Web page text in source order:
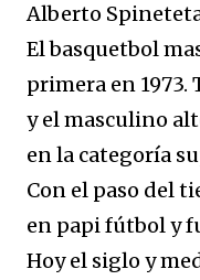
Alberto
El basquetbol
primera en
y el masculino
en la categoría
Con el paso del
en papi fútbol y
Hoy el siglo y